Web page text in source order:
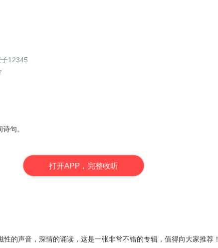
子12345
句。
打开APP，完整收听
的声音，深情的诵读，这是一张非常不错的专辑，值得向大家推荐！